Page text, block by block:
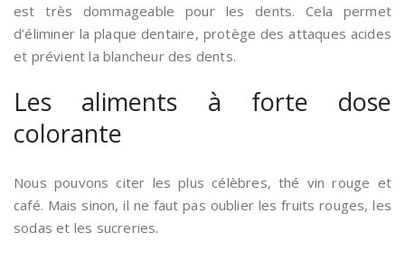
est très dommageable pour les dents. Cela permet
d’éliminer la plaque dentaire, protège des attaques acides
et prévient la blancheur des dents.
Les aliments à forte dose
colorante
Nous pouvons citer les plus célèbres, thé vin rouge et
café. Mais sinon, il ne faut pas oublier les fruits rouges, les
sodas et les sucreries.